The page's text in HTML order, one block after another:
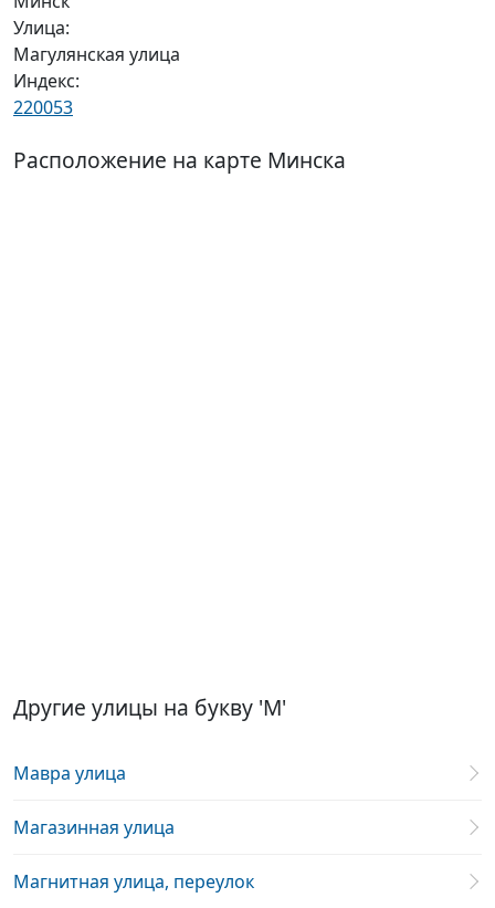
Улица:
Магулянская улица
Индекс:
220053
Расположение на карте Минска
Другие улицы на букву 'М'
Мавра улица
Магазинная улица
Магнитная улица, переулок